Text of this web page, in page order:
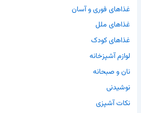
غذاهای فوری و آسان
غذاهای ملل
غذاهای کودک
لوازم آشپزخانه
نان و صبحانه
نوشیدنی
نکات آشپزی